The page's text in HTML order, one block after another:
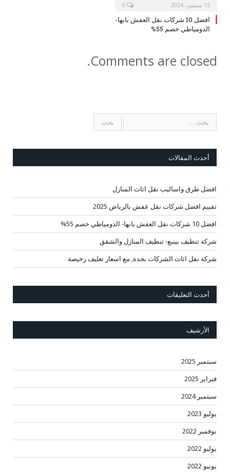
15 سبتمبر، 2024
افضل 10 شركات نقل العفش بابها-
الدومياطي خصم 55%
Comments are closed.
أحدث المقالات
افضل طرق واساليب نقل اثاث المنازل
تقييم افضل شركات نقل عفش بالرياض 2025
افضل 10 شركات نقل العفش بابها- الدومياطي خصم 55%
شركة تنظيف بينبع- تنظيف المنازل والشقق
شركة نقل اثاث الشركات بجدة, مع اسعار تغليف رخيصة
أحدث التعليقات
الأرشيف
سبتمبر 2025
فبراير 2025
سبتمبر 2024
يوليو 2023
نوفمبر 2022
يوليو 2022
يونيو 2022